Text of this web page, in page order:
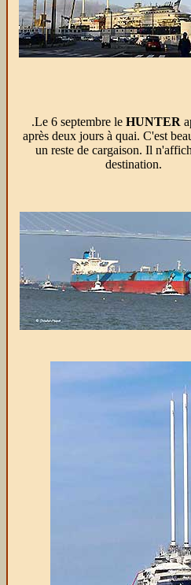
.Le 6 septembre le HUNTER
après deux jours à quai. C'est
un reste de cargaison. Il
destination.